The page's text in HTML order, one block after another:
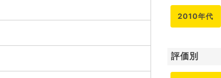
2010年代
評価別